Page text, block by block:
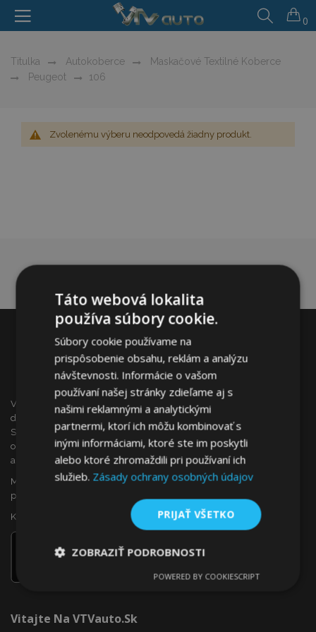
0
Titulka Autokoberce
Maskačové Textilné Koberce
Peugeot
106
Zvolenému výberu neodpovedá žiadny produkt.
VTVauto je maloobchodným predajcom a veľkoobchodným
dodávateľom autopríslušenstva a autodoplnkov na
Slovensku, ako sú napr.: ozdobné kryty kolies (puklice),
okenné deflektory, autopoťahy, autorohože, chrómové kryty
a rámy, ...
Máte záujem o dropshipping, alebo sa chcete stať našim
partnerom?
Kontaktujte nás ešte dnes!
Vitajte Na VTVauto.sk
Táto webová lokalita
používa súbory cookie.
Súbory cookie používame na
prispôsobenie obsahu, reklám a analýzu
návštevnosti. Informácie o vašom
používaní našej stránky zdieľame aj s
našimi reklamnými a analytickými
partnermi, ktorí ich môžu kombinovať s
inými informáciami, ktoré ste im poskytli
alebo ktoré zhromaždili pri používaní ich
služieb. Zásady ochrany osobných údajov
PRIJAŤ VŠETKO
ZOBRAZIŤ PODROBNOSTI
Výkonnosť Cielenie
POWERED BY COOKIESCRIPT